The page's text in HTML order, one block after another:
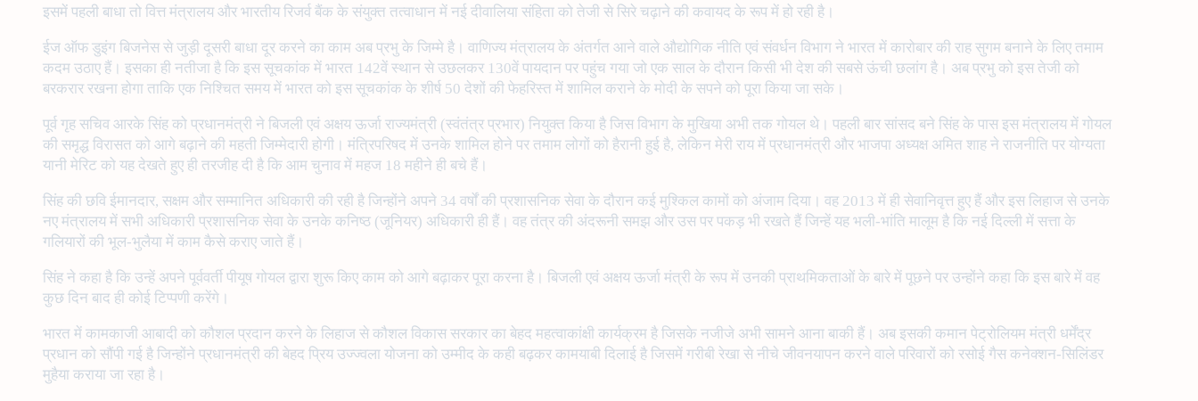
इसमें पहली बाधा तो वित्त मंत्रालय और भारतीय रिजर्व बैंक के संयुक्त तत्वाधान में नई दीवालिया संहिता को तेजी से सिरे चढ़ाने की कवायद के रूप में हो रही है।
ईज ऑफ डुइंग बिजनेस से जुड़ी दूसरी बाधा दूर करने का काम अब प्रभु के जिम्मे है। वाणिज्य मंत्रालय के अंतर्गत आने वाले औद्योगिक नीति एवं संवर्धन विभाग ने भारत में कारोबार की राह सुगम बनाने के लिए तमाम
कदम उठाए हैं। इसका ही नतीजा है कि इस सूचकांक में भारत 142वें स्थान से उछलकर 130वें पायदान पर पहुंच गया जो एक साल के दौरान किसी भी देश की सबसे ऊंची छलांग है। अब प्रभु को इस तेजी को
बरकरार रखना होगा ताकि एक निश्चित समय में भारत को इस सूचकांक के शीर्ष 50 देशों की फेहरिस्त में शामिल कराने के मोदी के सपने को पूरा किया जा सके।
पूर्व गृह सचिव आरके सिंह को प्रधानमंत्री ने बिजली एवं अक्षय ऊर्जा राज्यमंत्री (स्वंतंत्र प्रभार) नियुक्त किया है जिस विभाग के मुखिया अभी तक गोयल थे। पहली बार सांसद बने सिंह के पास इस मंत्रालय में गोयल
की समृद्ध विरासत को आगे बढ़ाने की महती जिम्मेदारी होगी। मंत्रिपरिषद में उनके शामिल होने पर तमाम लोगों को हैरानी हुई है, लेकिन मेरी राय में प्रधानमंत्री और भाजपा अध्यक्ष अमित शाह ने राजनीति पर योग्यता
यानी मेरिट को यह देखते हुए ही तरजीह दी है कि आम चुनाव में महज 18 महीने ही बचे हैं।
सिंह की छवि ईमानदार, सक्षम और सम्मानित अधिकारी की रही है जिन्होंने अपने 34 वर्षों की प्रशासनिक सेवा के दौरान कई मुश्किल कामों को अंजाम दिया। वह 2013 में ही सेवानिवृत्त हुए हैं और इस लिहाज से उनके
नए मंत्रालय में सभी अधिकारी प्रशासनिक सेवा के उनके कनिष्ठ (जूनियर) अधिकारी ही हैं। वह तंत्र की अंदरूनी समझ और उस पर पकड़ भी रखते हैं जिन्हें यह भली-भांति मालूम है कि नई दिल्ली में सत्ता के
गलियारों की भूल-भुलैया में काम कैसे कराए जाते हैं।
सिंह ने कहा है कि उन्हें अपने पूर्ववर्ती पीयूष गोयल द्वारा शुरू किए काम को आगे बढ़ाकर पूरा करना है। बिजली एवं अक्षय ऊर्जा मंत्री के रूप में उनकी प्राथमिकताओं के बारे में पूछने पर उन्होंने कहा कि इस बारे में वह
कुछ दिन बाद ही कोई टिप्पणी करेंगे।
भारत में कामकाजी आबादी को कौशल प्रदान करने के लिहाज से कौशल विकास सरकार का बेहद महत्वाकांक्षी कार्यक्रम है जिसके नजीजे अभी सामने आना बाकी हैं। अब इसकी कमान पेट्रोलियम मंत्री धर्मेंद्र
प्रधान को सौंपी गई है जिन्होंने प्रधानमंत्री की बेहद प्रिय उज्ज्वला योजना को उम्मीद के कही बढ़कर कामयाबी दिलाई है जिसमें गरीबी रेखा से नीचे जीवनयापन करने वाले परिवारों को रसोई गैस कनेक्शन-सिलिंडर
मुहैया कराया जा रहा है।